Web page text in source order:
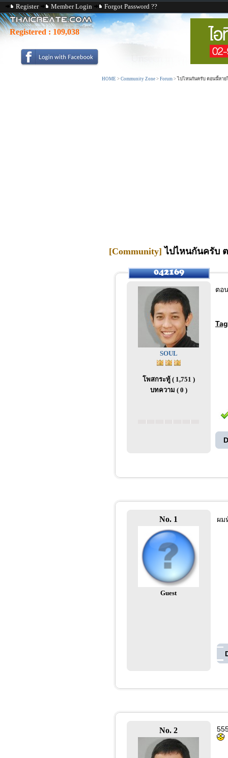
Register Member Login Forgot Password ??
Registered : 109,038
HOME > Community Zone > Forum > ไปไหนกันครับ ตอนนี้หาย
[Community] ไปไหนกันครับ
SOUL
โพสกระทู้ ( 1,751 )
บทความ ( 0 )
ตอ
Tag
No. 1
Guest
ผม
No. 2